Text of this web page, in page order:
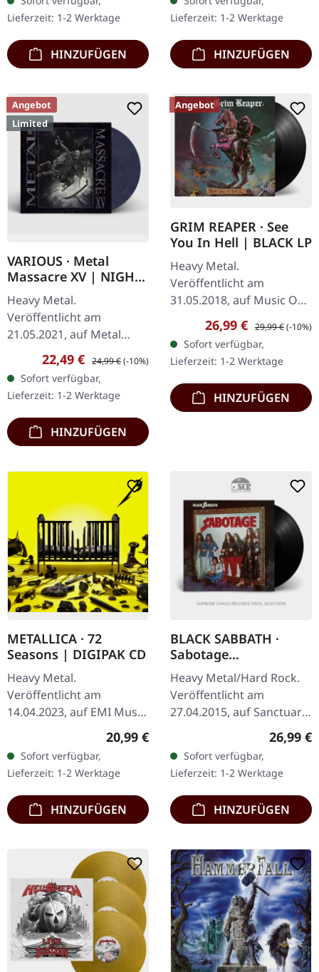
40jährigen auf silbernem
Doppel-Vinyl mit Bonus
im…
Lieferzeit: 1-2 Werktage
HINZUFÜGEN
Cover. 180 Gramm Vinyl.
Nach acht Jahren des…
Lieferzeit: 1-2 Werktage
HINZUFÜGEN
Angebot
Limited
VARIOUS · Metal
Massacre XV | NIGHT
BLUE LP
Heavy Metal.
Veröffentlicht am
21.05.2021, auf Metal
Blade Records. Nach
Jahren kommt diese
legendäre Sampler-Reihe
von Metal Blade zurück!
Nachtblau…
Verkaufspreis:
22,49 € Regulärer Preis:
24,99 €(-10%)
Sofort verfügbar,
Lieferzeit: 1-2 Werktage
HINZUFÜGEN
Angebot
GRIM REAPER · See
You In Hell | BLACK LP
Heavy Metal.
Veröffentlicht am
31.05.2018, auf Music On
Vinyl. Schwarzes Vinyl.
Grim Reaper entfesselten
mit „See You In Hell" pure
britische Heavy…
Verkaufspreis:
26,99 € Regulärer Preis:
29,99 €(-10%)
Sofort verfügbar,
Lieferzeit: 1-2 Werktage
HINZUFÜGEN
METALLICA · 72
Seasons | DIGIPAK CD
Heavy Metal.
Veröffentlicht am
14.04.2023, auf EMI Music.
Digipak im Slipcase. Nach
sechs langen Jahren der
Vorfreude kehren
Metallica mit ihrem…
Regulärer Preis:
20,99 €
Sofort verfügbar,
Lieferzeit: 1-2 Werktage
HINZUFÜGEN
BLACK SABBATH ·
Sabotage
(Remastered) | BLACK
LP
Heavy Metal/Hard Rock.
Veröffentlicht am
27.04.2015, auf Sanctuary
Records. Schwarzes Vinyl,
remastered. Das 1975
veröffentlichte
"Sabotage" gilt als…
26,99 €
Sofort verfügbar,
Lieferzeit: 1-2 Werktage
HINZUFÜGEN